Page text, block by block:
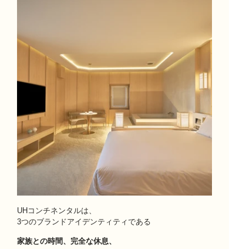
家族との時間、完全な休息、
UHコンチネンタルは、
3つのブランドアイデンティティである